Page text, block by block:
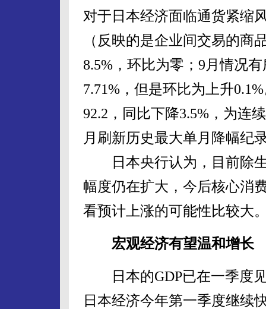
对于日本经济面临通货紧缩
（反映的是企业间交易的商
8.5%，环比为零；9月情况
7.71%，但是环比为上升
92.2，同比下降3.5%，为连
月刷新历史最大单月降幅纪
日本央行认为，目前除生
幅度仍在扩大，今后核心消
看预计上涨的可能性比较大
宏观经济有望温和增长
日本的GDP已在一季度见
日本经济今年第一季度继续